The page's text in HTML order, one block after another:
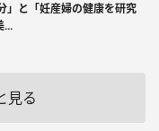
」と「妊産婦の健康を研究
...
見る